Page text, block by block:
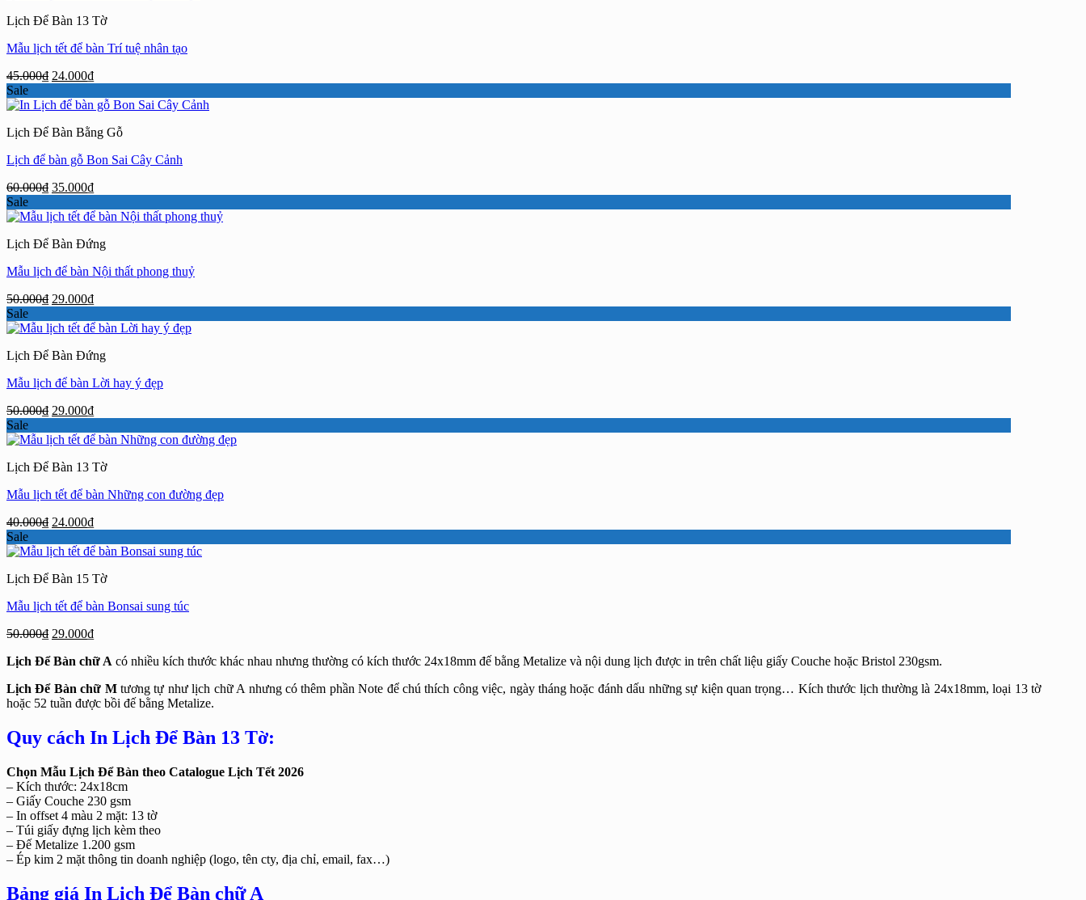
24.000₫.
Lịch Để Bàn 13 Tờ
Mẫu lịch tết để bàn Trí tuệ nhân tạo
45.000₫ Giá
là:
24.000₫Giá
tại
24.000₫.
Sale
Lịch Để Bàn Bằng Gỗ
Lịch để bàn gỗ Bon Sai Cây Cảnh
60.000₫ Giá
là:
35.000₫Giá
tại
35.000₫.
Sale
Lịch Để Bàn Đứng
Mẫu lịch để bàn Nội thất phong thuỷ
50.000₫ Giá
là:
29.000₫Giá
tại
29.000₫.
Sale
Lịch Để Bàn Đứng
Mẫu lịch để bàn Lời hay ý đẹp
50.000₫ Giá
là:
29.000₫Giá
tại
29.000₫.
Sale
Lịch Để Bàn 13 Tờ
Mẫu lịch tết để bàn Những con đường đẹp
40.000₫ Giá
là:
24.000₫Giá
tại
24.000₫.
Sale
Lịch Để Bàn 15 Tờ
Mẫu lịch tết để bàn Bonsai sung túc
50.000₫ Giá
là:
29.000₫Giá
tại
29.000₫.
Lịch Để Bàn chữ A có nhiều kích thước khác nhau nhưng thường có kích thước 24x18mm đế bằng Metalize và nội dung lịch được in trên chất liệu giấy Couche hoặc Bristol 230gsm.
Lịch Để Bàn chữ Mtương tự như lịch chữ A nhưng có thêm phần Note để chú thích công việc, ngày tháng hoặc đánh dấu những sự kiện quan trọng… Kích thước lịch thường là 24x18mm, loại 13 tờ
hoặc 52 tuần được bồi đế bằng Metalize.
Quy cách In Lịch Để Bàn 13 Tờ:
Chọn Mẫu Lịch Để Bàn theo Catalogue Lịch Tết 2026
– Kích thước: 24x18cm
– Giấy Couche 230 gsm
– In offset 4 màu 2 mặt: 13 tờ
– Túi giấy đựng lịch kèm theo
– Đế Metalize 1.200 gsm
– Ép kim 2 mặt thông tin doanh nghiệp (logo, tên cty, địa chỉ, email, fax…)
Bảng giá In Lịch Để Bàn chữ A